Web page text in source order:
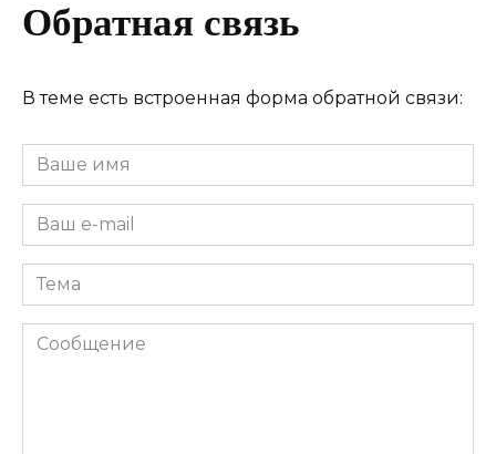
Обратная связь
В теме есть встроенная форма обратной связи: